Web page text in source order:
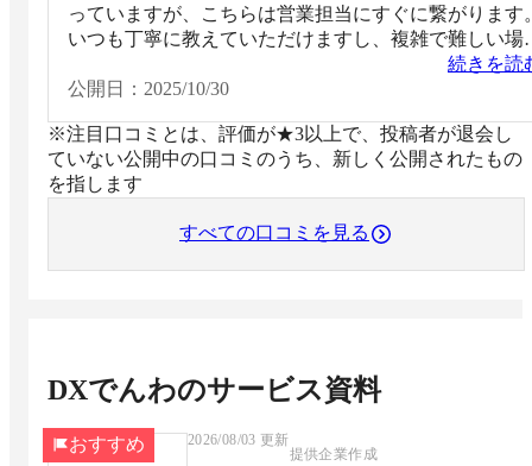
っていますが、こちらは営業担当にすぐに繋がります
いつも丁寧に教えていただけますし、複雑で難しい場
は営業担当の方がこちらの希望通りに設計してくれま
す。 サポートにすぐに繋がる点がこの会社に決めたポ
続きを読
公開日： 2025/10/30
※注目口コミとは、評価が★3以上で、投稿者が退会し
ていない公開中の口コミのうち、新しく公開されたもの
を指します
すべての口コミを見る
DXでんわのサービス資料
おすすめ 2026/08/03 更新
提供企業作成